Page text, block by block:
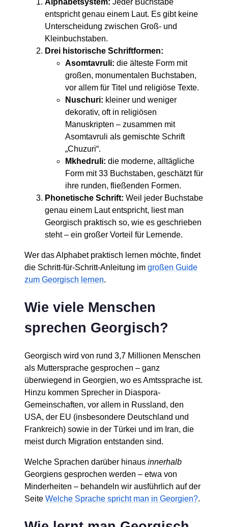
Alphabetsystem: Jeder Buchstabe
entspricht genau einem Laut. Es gibt keine
Unterscheidung zwischen Groß- und
Kleinbuchstaben.
Drei historische Schriftformen:
Asomtavruli: die älteste Form mit
großen, monumentalen Buchstaben,
vor allem für Titel und religiöse Texte.
Nuschuri: kleiner und weniger
dekorativ, oft in religiösen
Manuskripten – zusammen mit
Asomtavruli als gemischte Schrift
„Chuzuri“.
Mkhedruli: die moderne, alltägliche
Form mit 33 Buchstaben, geschätzt für
ihre runden, fließenden Formen.
Phonetische Schrift: Weil jeder Buchstabe
genau einem Laut entspricht, liest man
Georgisch praktisch so, wie es geschrieben
steht – ein großer Vorteil für Lernende.
Wer das Alphabet praktisch lernen möchte, findet
die Schritt-für-Schritt-Anleitung im großen Guide
zum Georgisch lernen.
Wie viele Menschen
sprechen Georgisch?
Georgisch wird von rund 3,7 Millionen Menschen
als Muttersprache gesprochen – ganz
überwiegend in Georgien, wo es Amtssprache ist.
Hinzu kommen Sprecher in Diaspora-
Gemeinschaften, vor allem in Russland, den
USA, der EU (insbesondere Deutschland und
Frankreich) sowie in der Türkei und im Iran, die
meist durch Migration entstanden sind.
Welche Sprachen darüber hinaus innerhalb
Georgiens gesprochen werden – etwa von
Minderheiten – behandeln wir ausführlich auf der
Seite Welche Sprache spricht man in Georgien?.